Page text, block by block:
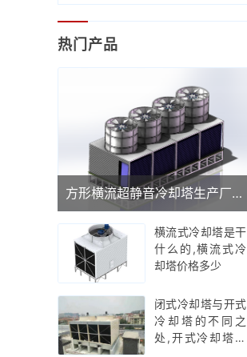
热门产品
方形横流超静音冷却塔生产厂家(广东品牌冷却塔厂家)
横流式冷却塔是干
什么的,横流式冷
却塔价格多少
闭式冷却塔与开式
冷却塔的不同之
处,开式冷却塔工